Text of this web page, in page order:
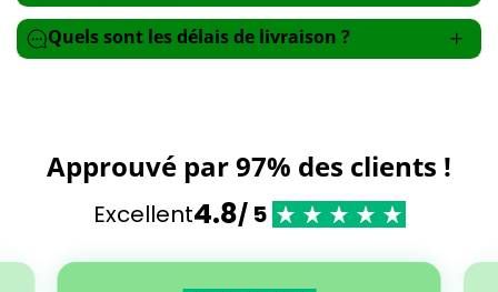
Quels sont les délais de livraison ?
Approuvé par 97% des clients !
Excellent4.8/ 5